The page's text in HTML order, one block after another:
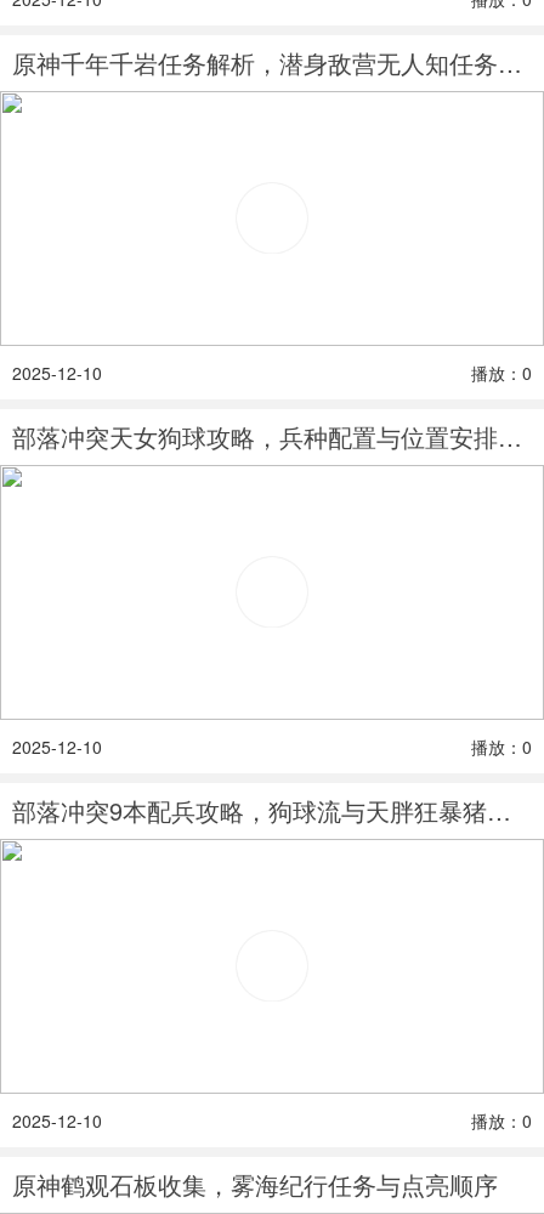
原神千年千岩任务解析，潜身敌营无人知任务触发
2025-12-10 播放：0
部落冲突天女狗球攻略，兵种配置与位置安排技巧
2025-12-10 播放：0
部落冲突9本配兵攻略，狗球流与天胖狂暴猪详解
2025-12-10 播放：0
原神鹤观石板收集，雾海纪行任务与点亮顺序